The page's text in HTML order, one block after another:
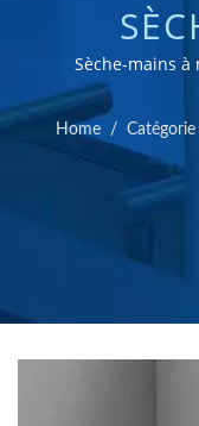
Sèche-mains à
rapideFabricant
savon
Home / Catégorie